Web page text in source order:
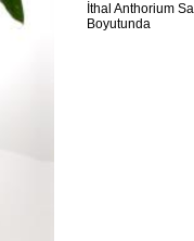
İthal Anthorium
Boyutunda